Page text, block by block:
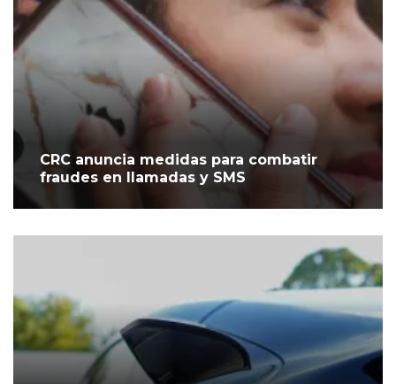
CRC anuncia medidas para combatir
fraudes en llamadas y SMS